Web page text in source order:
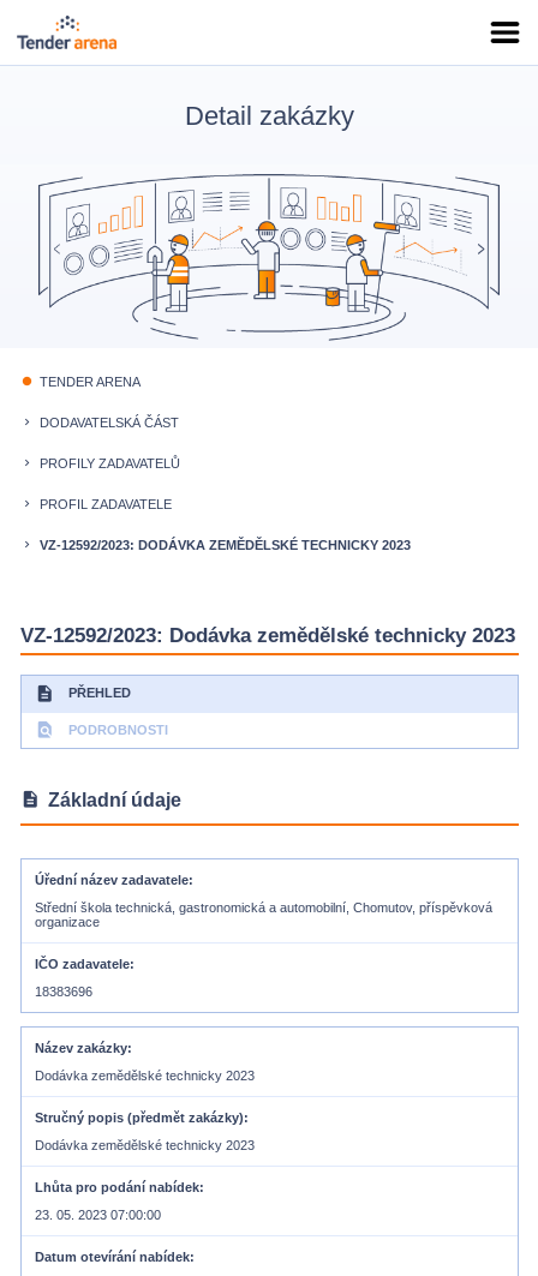
Detail zakázky
fiber_manual_record TENDER ARENA
keyboard_arrow_right DODAVATELSKÁ ČÁST
keyboard_arrow_right PROFILY ZADAVATELŮ
keyboard_arrow_right PROFIL ZADAVATELE
keyboard_arrow_right VZ-12592/2023: DODÁVKA ZEMĚDĚLSKÉ TECHNICKY 2023
VZ-12592/2023: Dodávka zemědělské technicky 2023
description PŘEHLED
find_in_page PODROBNOSTI
description Základní údaje
Úřední název zadavatele
Střední škola technická, gastronomická a automobilní, Chomutov, příspěvková
organizace
IČO zadavatele
18383696
Název zakázky
Dodávka zemědělské technicky 2023
Stručný popis (předmět zakázky)
Dodávka zemědělské technicky 2023
Lhůta pro podání nabídek
23. 05. 2023 07:00:00
Datum otevírání nabídek